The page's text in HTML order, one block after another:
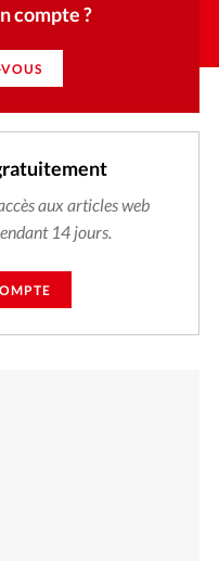
compte ?
aux articles web
14 jours.